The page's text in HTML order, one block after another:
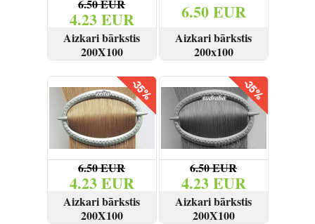
6.50 EUR
4.23 EUR
Aizkari bārkstis
200X100
SKATĪT PIRKT
6.50 EUR
Aizkari bārkstis
200x100
IZPĀRDOTS
6.50 EUR
4.23 EUR
Aizkari bārkstis
200X100
6.50 EUR
4.23 EUR
Aizkari bārkstis
200X100
Valentīndiena (13)
Ielogoties
Reģistrēties